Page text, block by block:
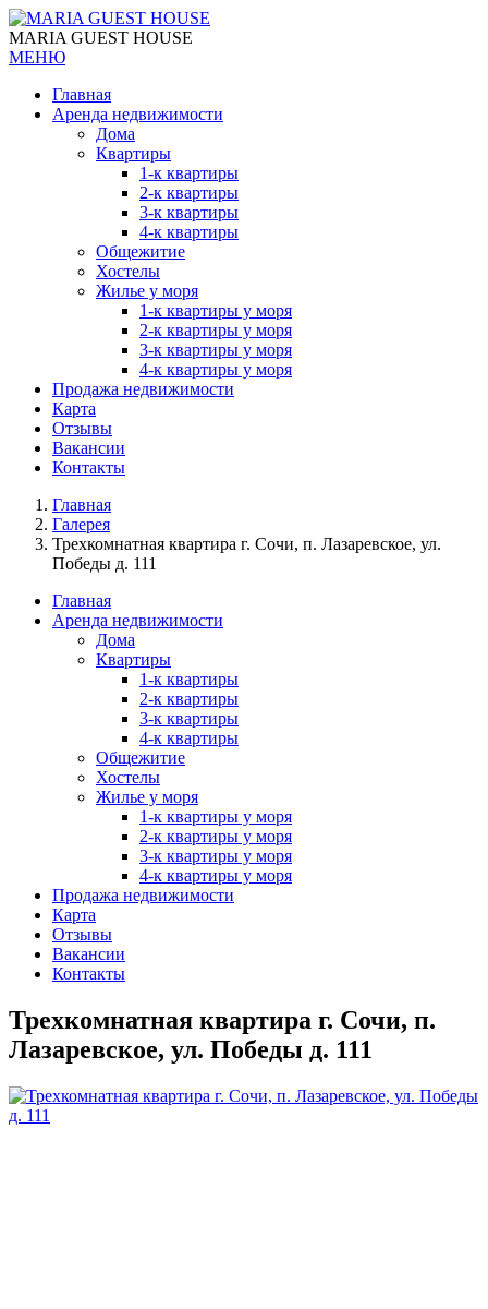
MARIA GUEST HOUSE
МЕНЮ
Главная
Аренда недвижимости
Дома
Квартиры
1-к квартиры
2-к квартиры
3-к квартиры
4-к квартиры
Общежитие
Хостелы
Жилье у моря
1-к квартиры у моря
2-к квартиры у моря
3-к квартиры у моря
4-к квартиры у моря
Продажа недвижимости
Карта
Отзывы
Вакансии
Контакты
Главная
Галерея
Трехкомнатная квартира г. Сочи, п. Лазаревское, ул.
Победы д. 111
Главная
Аренда недвижимости
Дома
Квартиры
1-к квартиры
2-к квартиры
3-к квартиры
4-к квартиры
Общежитие
Хостелы
Жилье у моря
1-к квартиры у моря
2-к квартиры у моря
3-к квартиры у моря
4-к квартиры у моря
Продажа недвижимости
Карта
Отзывы
Вакансии
Контакты
Трехкомнатная квартира г. Сочи, п.
Лазаревское, ул. Победы д. 111